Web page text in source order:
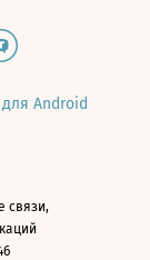
Android
связи,